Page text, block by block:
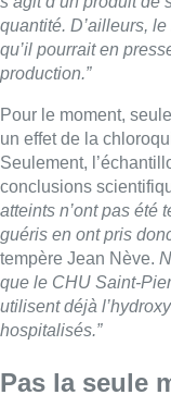
quantité. D’ailleurs,
qu’il pourrait en
production.”
Pour le moment,
un effet de la
Seulement,
conclusions
atteints n’ont pas été
guéris en ont pris
tempère Jean Nève.
que le CHU Saint-
utilisent déjà
hospitalisés.”
Pas la seule